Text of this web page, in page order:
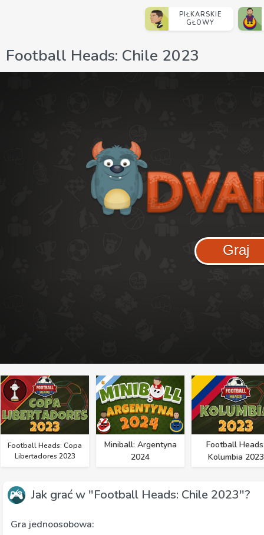
PIŁKARSKIE
GŁOWY
Football Heads: Chile 2023
Graj
Football Heads: Copa
Libertadores 2023
Miniball: Argentyna
2024
Football
Kolumbia 2023
Jak grać w "Football Heads: Chile 2023"?
Gra jednoosobowa: